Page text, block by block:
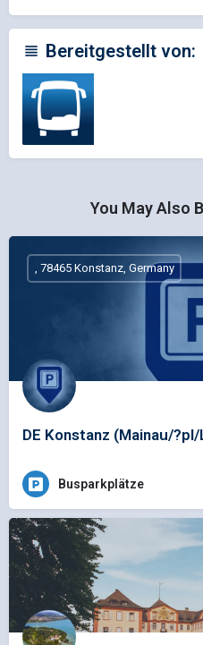
Bereitgestellt von:
You May Also
DE Konstanz (Mainau/?pl/
, 78465 Konstanz, Germany
Busparkplätze